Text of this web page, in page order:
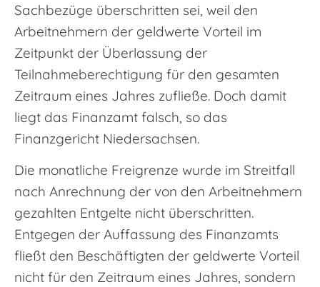
Sachbezüge überschritten sei, weil den
Arbeitnehmern der geldwerte Vorteil im
Zeitpunkt der Überlassung der
Teilnahmeberechtigung für den gesamten
Zeitraum eines Jahres zufließe. Doch damit
liegt das Finanzamt falsch, so das
Finanzgericht Niedersachsen.
Die monatliche Freigrenze wurde im Streitfall
nach Anrechnung der von den Arbeitnehmern
gezahlten Entgelte nicht überschritten.
Entgegen der Auffassung des Finanzamts
fließt den Beschäftigten der geldwerte Vorteil
nicht für den Zeitraum eines Jahres, sondern